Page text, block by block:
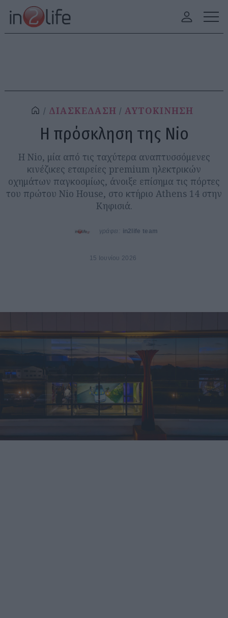
ΔΙΑΣΚΕΔΑΣΗ ΑΥΤΟΚΙΝΗΣΗ
Η πρόσκληση της Nio
Η Nio, μία από τις ταχύτερα αναπτυσσόμενες
κινέζικες εταιρείες premium ηλεκτρικών
οχημάτων παγκοσμίως, άνοιξε επίσημα τις πόρτες
του πρώτου Nio House, στο κτήριο Athens 14 στην
Κηφισιά.
γράφει: in2life team
15 Ιουνίου 2026